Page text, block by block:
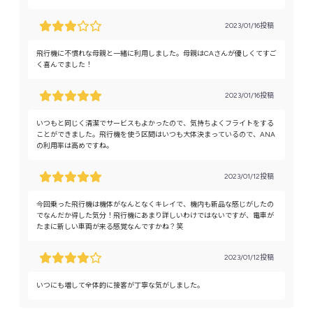
2023/01/16投稿
飛行機に不慣れな母親と一緒に利用しました。母親はCAさんが優しくてすご
く喜んでました！
2023/01/16投稿
いつもと同じく清潔でサービスもよかったので、気持ちよくフライトをする
ことができました。飛行機を使う区間はいつも大体決まっているので、ANA
の利用率は高めですね。
2023/01/12投稿
今回乗った飛行機は機体がなんとなくキレイで、機内も新品な感じがしたの
でなんだか得した気分！飛行機にあまり詳しいわけではないですが、電車が
たまに新しい車両が来る感覚なんですかね？笑
2023/01/12投稿
いつにも増して全体的に接客が丁寧な気がしました。